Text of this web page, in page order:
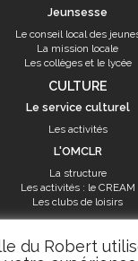
du Robert
Jeunsesse
Le conseil local des
La mission locale
Les collèges et le lycée
CULTURE
Le service culturel
Les activités
L'OMCLR
La structure
Les activités : le CREAM
Les clubs de loisirs
SPORT
Les équipements